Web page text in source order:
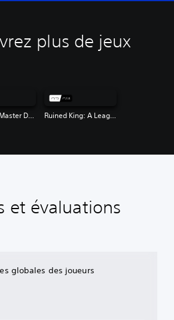
plus de jeux
Yu-Gi-Oh! Master Duel Ruined King: A League of Legends Story
et évaluations
globales des joueurs